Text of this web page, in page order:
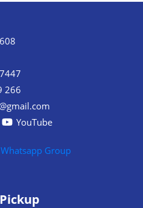
266
YouTube
Group